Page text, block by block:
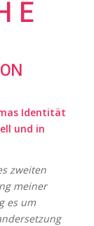
E
Identität
und in
zweiten
meiner
es um